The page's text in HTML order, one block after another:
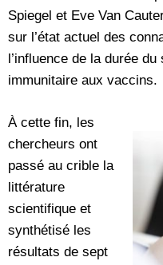
Spiegel et Eve Van
sur l’état actuel des
l’influence de la durée
immunitaire aux vaccins.
À cette fin, les
chercheurs ont
passé au crible la
littérature
scientifique et
synthétisé les
résultats de sept